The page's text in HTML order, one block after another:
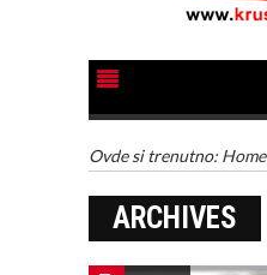
Ovde si trenutno: Home
ARCHIVES